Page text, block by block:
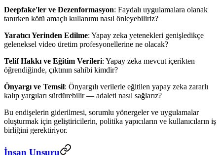
Deepfake'ler ve Dezenformasyon: Faydalı uygulamalara olanak
tanırken kötü amaçlı kullanımı nasıl önleyebiliriz?
Yaratıcı Yerinden Edilme: Yapay zeka yetenekleri genişledikçe
geleneksel video üretim profesyonellerine ne olacak?
Telif Hakkı ve Eğitim Verileri: Yapay zeka mevcut içerikten
öğrendiğinde, çıktının sahibi kimdir?
Önyargı ve Temsil: Önyargılı verilerle eğitilen yapay zeka zararlı
kalıp yargıları sürdürebilir — adaleti nasıl sağlarız?
Bu endişelerin giderilmesi, sorumlu yönergeler ve uygulamalar
oluşturmak için geliştiricilerin, politika yapıcıların ve kullanıcıların iş
birliğini gerektiriyor.
İnsan Unsuru